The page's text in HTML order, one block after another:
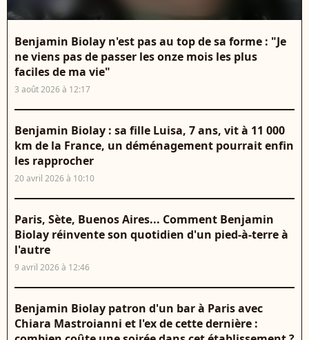
Benjamin Biolay n'est pas au top de sa forme : "Je
ne viens pas de passer les onze mois les plus
faciles de ma vie"
3 août 2026 à 12:17
Benjamin Biolay : sa fille Luisa, 7 ans, vit à 11 000
km de la France, un déménagement pourrait enfin
les rapprocher
20 avril 2026 à 10:10
Paris, Sète, Buenos Aires... Comment Benjamin
Biolay réinvente son quotidien d'un pied-à-terre à
l'autre
9 avril 2026 à 12:46
Benjamin Biolay patron d'un bar à Paris avec
Chiara Mastroianni et l'ex de cette dernière :